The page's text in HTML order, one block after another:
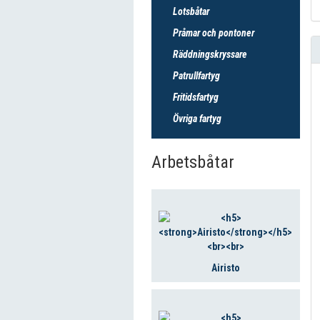
Lotsbåtar
Pråmar och pontoner
Räddningskryssare
Patrullfartyg
Fritidsfartyg
Övriga fartyg
Arbetsbåtar
Airisto